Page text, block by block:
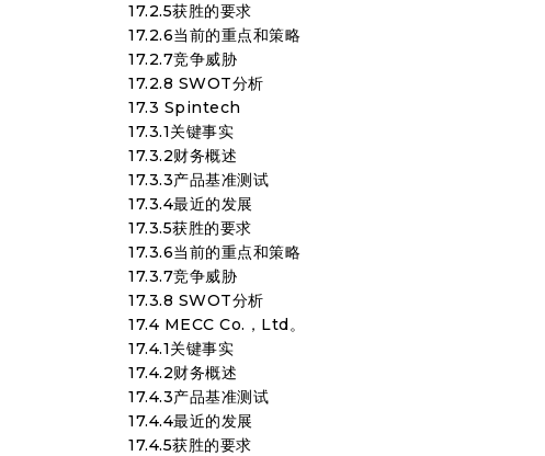
17.2.5获胜的要求
17.2.6当前的重点和策略
17.2.7竞争威胁
17.2.8 SWOT分析
17.3 Spintech
17.3.1关键事实
17.3.2财务概述
17.3.3产品基准测试
17.3.4最近的发展
17.3.5获胜的要求
17.3.6当前的重点和策略
17.3.7竞争威胁
17.3.8 SWOT分析
17.4 MECC Co.，Ltd。
17.4.1关键事实
17.4.2财务概述
17.4.3产品基准测试
17.4.4最近的发展
17.4.5获胜的要求